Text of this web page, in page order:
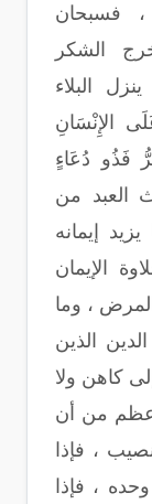
، فسبحان
الشكر
البلاء
الإِنْسَانِ
فَذُو دُعَاءٍ
] ، فيحدث العبد من
إيمانه
الإيمان
، وما
الذين
كاهن ولا
من أن
، فإذا
، فإذا